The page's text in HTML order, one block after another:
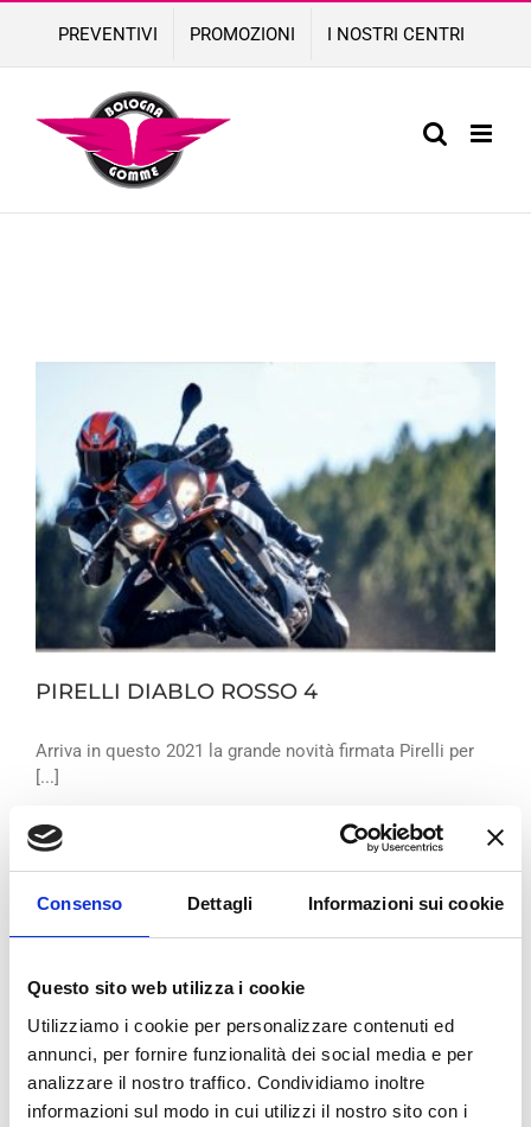
Consenso Dettagli Informazioni sui cookie
Questo sito web utilizza i cookie
Utilizziamo i cookie per personalizzare contenuti ed
annunci, per fornire funzionalità dei social media e per
analizzare il nostro traffico. Condividiamo inoltre
informazioni sul modo in cui utilizzi il nostro sito con i
content
PREVENTIVI PROMOZIONI I NOSTRI CENTRI
PIRELLI DIABLO ROSSO 4
Arriva in questo 2021 la grande novità firmata Pirelli per
[...]
ByBologna Gomme
Read More